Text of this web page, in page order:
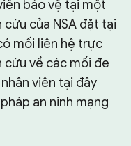
bảo vệ tại một
của NSA đặt tại
mối liên hệ trực
cứu về các mối đe
viên tại đây
an ninh mạng